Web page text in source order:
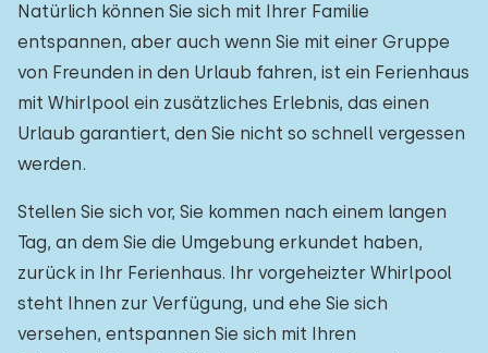
Natürlich können Sie sich mit Ihrer Familie
entspannen, aber auch wenn Sie mit einer Gruppe
von Freunden in den Urlaub fahren, ist ein Ferienhaus
mit Whirlpool ein zusätzliches Erlebnis, das einen
Urlaub garantiert, den Sie nicht so schnell vergessen
werden.
Stellen Sie sich vor, Sie kommen nach einem langen
Tag, an dem Sie die Umgebung erkundet haben,
zurück in Ihr Ferienhaus. Ihr vorgeheizter Whirlpool
steht Ihnen zur Verfügung, und ehe Sie sich
versehen, entspannen Sie sich mit Ihren